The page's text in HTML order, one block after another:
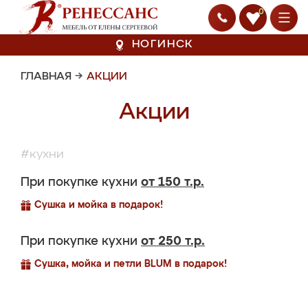
0
НОГИНСК
ГЛАВНАЯ → АКЦИИ
Акции
#кухни
При покупке кухни от 150 т.р.
Сушка и мойка в подарок!
При покупке кухни от 250 т.р.
Сушка, мойка и петли BLUM в подарок!